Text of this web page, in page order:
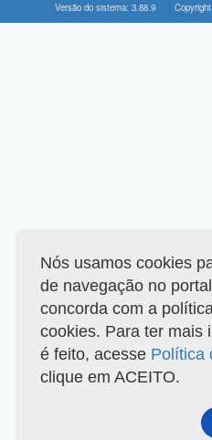
Versão do sistema: 3.88.9
Nós usamos cookies
de navegação no
concorda com a
cookies. Para ter mais
é feito, acesse Política
clique em ACEITO.